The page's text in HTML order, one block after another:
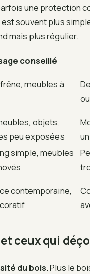
une protection
souvent plus
mais plus régulier.
conseillé
meubles à
objets,
peu exposées
simple, meubles
contemporaine,
ceux qui
du bois. Plus le